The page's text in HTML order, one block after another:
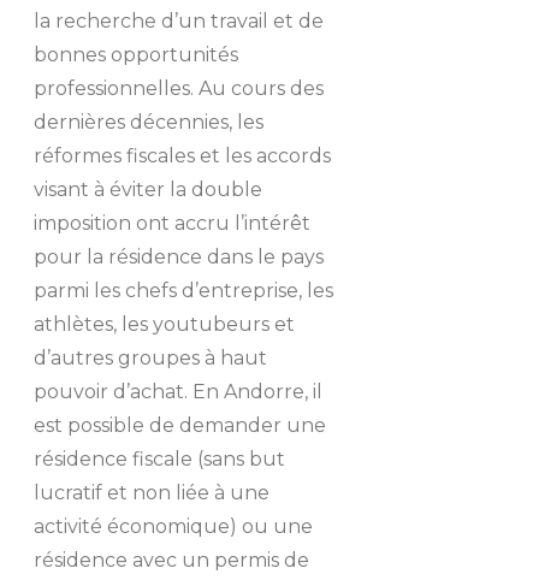
la recherche d’un travail et de
bonnes opportunités
professionnelles. Au cours des
dernières décennies, les
réformes fiscales et les accords
visant à éviter la double
imposition ont accru l’intérêt
pour la résidence dans le pays
parmi les chefs d’entreprise, les
athlètes, les youtubeurs et
d’autres groupes à haut
pouvoir d’achat. En Andorre, il
est possible de demander une
résidence fiscale (sans but
lucratif et non liée à une
activité économique) ou une
résidence avec un permis de